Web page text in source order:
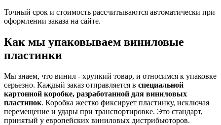
Точный срок и стоимость рассчитываются автоматически при
оформлении заказа на сайте.
Как мы упаковываем виниловые
пластинки
Мы знаем, что винил - хрупкий товар, и относимся к упаковке
серьезно. Каждый заказ отправляется в специальной
картонной коробке, разработанной для виниловых
пластинок. Коробка жестко фиксирует пластинку, исключая
перемещение и удары при транспортировке. Это стандарт,
принятый у европейских виниловых дистрибьюторов.